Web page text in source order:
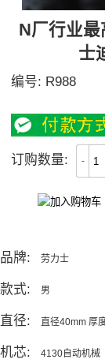
N厂行业
士
编号: R988
订购数量: -
品牌: 劳力士
款式: 男
直径: 直径40mm 厚
机芯: 4130自动机械